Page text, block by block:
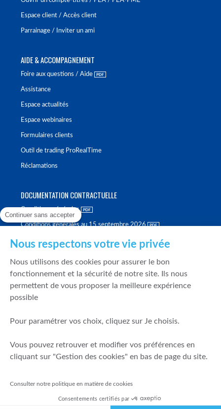
Espace client / Accès client
Parrainage / Inviter un ami
AIDE & ACCOMPAGNEMENT
Foire aux questions / Aide
Assistance
Espace actualités
Espace webinaires
Formulaires clients
Outil de trading ProRealTime
Réclamations
DOCUMENTATION CONTRACTUELLE
Conditions générales
Conditions générales au 15 septembre 2026
Politique de meilleure sélection
Politique de durabilité
Fonds de garantie des dépôts et de résolution
Mentions légales
Prévention de la fraude
Politique de gestion des conflits d'intérêts
Continuer sans accepter
Nous respectons votre vie privée
Nous utilisons des cookies pour assurer le bon
fonctionnement et la sécurité de notre site. Ils nous
permettent de vous proposer la meilleure expérience
possible
Pour paramétrer vos choix, cliquez sur Je choisis.
Vous pouvez retrouver et modifier vos préférences en
cliquant sur "Gestion des cookies" en bas de page du site.
Consulter notre politique en matière de cookies
Consentements certifiés par